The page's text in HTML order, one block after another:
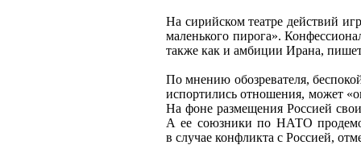
На сирийском театре действий
маленького пирога».
также как и амбиции Ирана,
По мнению обозревателя,
испортились отношения, может
На фоне размещения Россией
А ее союзники по НАТО
в случае конфликта с Россией,